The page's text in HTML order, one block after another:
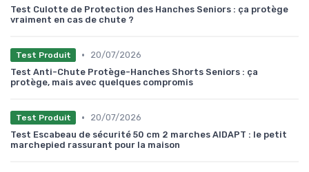
Test Culotte de Protection des Hanches Seniors : ça protège
vraiment en cas de chute ?
Test Produit •
20/07/2026
Test Anti-Chute Protège-Hanches Shorts Seniors : ça
protège, mais avec quelques compromis
Test Produit •
20/07/2026
Test Escabeau de sécurité 50 cm 2 marches AIDAPT : le petit
marchepied rassurant pour la maison